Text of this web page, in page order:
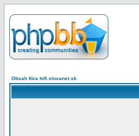
Obsah fóra hifi.slovanet.sk